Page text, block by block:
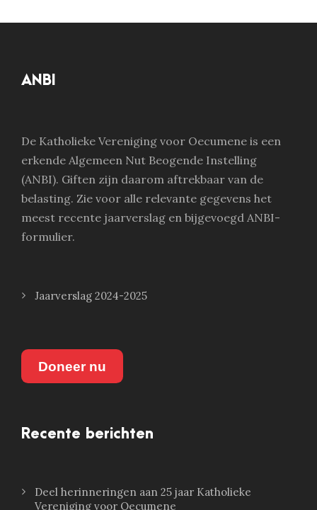
ANBI
De Katholieke Vereniging voor Oecumene is een
erkende Algemeen Nut Beogende Instelling
(ANBI). Giften zijn daarom aftrekbaar van de
belasting. Zie voor alle relevante gegevens het
meest recente jaarverslag en bijgevoegd ANBI-
formulier.
Jaarverslag 2024-2025
Doneer nu
Recente berichten
Deel herinneringen aan 25 jaar Katholieke
Vereniging voor Oecumene